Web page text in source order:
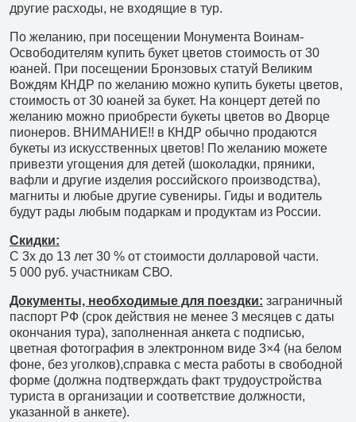
другие расходы, не входящие в тур.
По желанию, при посещении Монумента Воинам-
Освободителям купить букет цветов стоимость от 30
юаней. При посещении Бронзовых статуй Великим
Вождям КНДР по желанию можно купить букеты цветов,
стоимость от 30 юаней за букет. На концерт детей по
желанию можно приобрести букеты цветов во Дворце
пионеров. ВНИМАНИЕ!! в КНДР обычно продаются
букеты из искусственных цветов! По желанию можете
привезти угощения для детей (шоколадки, пряники,
вафли и другие изделия российского производства),
магниты и любые другие сувениры. Гиды и водитель
будут рады любым подаркам и продуктам из России.
Скидки:
С 3х до 13 лет 30 % от стоимости долларовой части.
5 000 руб. участникам СВО.
Документы, необходимые для поездки: заграничный
паспорт РФ (срок действия не менее 3 месяцев с даты
окончания тура), заполненная анкета с подписью,
цветная фотография в электронном виде 3×4 (на белом
фоне, без уголков),справка с места работы в свободной
форме (должна подтверждать факт трудоустройства
туриста в организации и соответствие должности,
указанной в анкете).